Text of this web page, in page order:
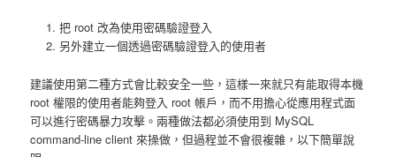
把 root 改為使用密碼驗證登入
另外建立一個透過密碼驗證登入的使用者
建議使用第二種方式會比較安全一些，這樣一來就只有能取得本機
root 權限的使用者能夠登入 root 帳戶，而不用擔心從應用程式面
可以進行密碼暴力攻擊。兩種做法都必須使用到 MySQL
command-line client 來操做，但過程並不會很複雜，以下簡單說